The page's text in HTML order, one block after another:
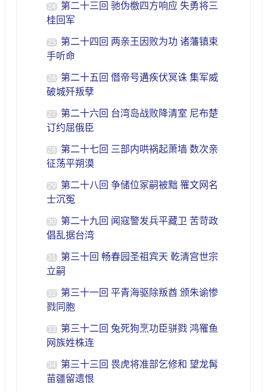
24
第二十三回 驰伪檄四方响应 失勇将三
桂回军
25
第二十四回 两亲王因败为功 诸藩镇束
手听命
26
第二十五回 僭帝号遘疾伏冥诛 集军威
破城歼叛孽
27
第二十六回 台湾岛战败降清室 尼布楚
订约屈俄臣
28
第二十七回 三部内哄祸起萧墙 数次亲
征荡平朔漠
29
第二十八回 争储位冢嗣被黜 罹文网名
士沉冤
30
第二十九回 闻寇警发兵平藏卫 苦苛政
倡乱据台湾
31
第三十回 畅春园圣祖宾天 乾清宫世宗
立嗣
32
第三十一回 平青海驱除叛酋 颁朱谕惨
戮同胞
33
第三十二回 兔死狗烹功臣骈戮 鸿罹鱼
网族姓株连
34
第三十三回 畏虎将准部乞修和 望龙髯
苗疆留遗恨